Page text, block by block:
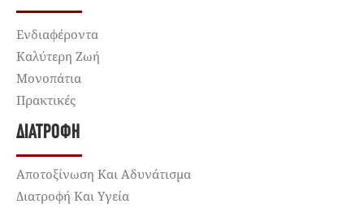
Ενδιαφέροντα
Καλύτερη Ζωή
Μονοπάτια
Πρακτικές
ΔΙΑΤΡΟΦΉ
Αποτοξίνωση Και Αδυνάτισμα
Διατροφή Και Υγεία